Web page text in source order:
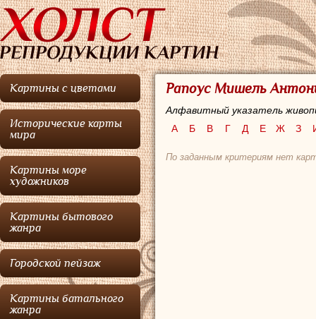
Картины с цветами
Исторические карты
мира
Картины море
художников
Картины бытового
жанра
Городской пейзаж
Картины батального
жанра
Рапоус Мишель
Алфавитный указатель
А
Б В Г Д Е Ж З
По заданным критериям нет